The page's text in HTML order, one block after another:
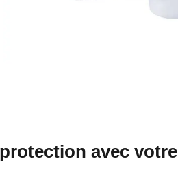
avec